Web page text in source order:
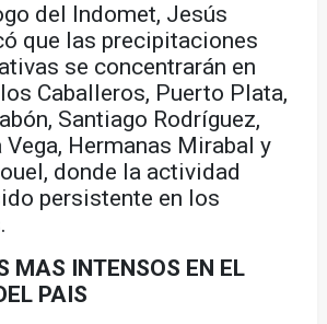
del Indomet, Jesús
que las precipitaciones
se concentrarán en
Caballeros, Puerto Plata,
Santiago Rodríguez,
Vega, Hermanas Mirabal y
donde la actividad
persistente en los
MAS INTENSOS EN EL
PAIS